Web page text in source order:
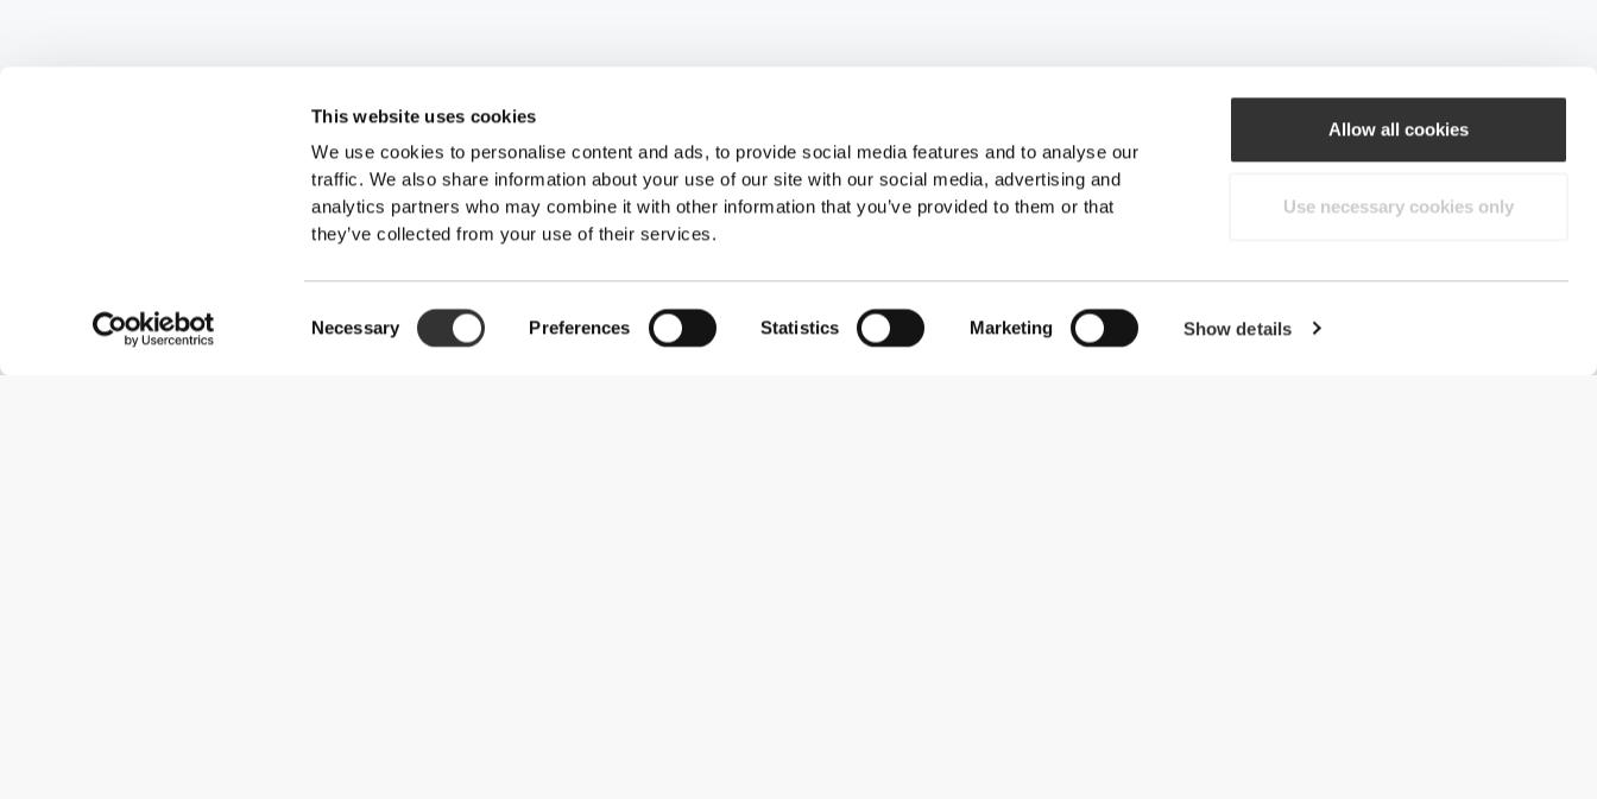
This website uses cookies
We use cookies to personalise content and ads, to provide social media features and to analyse our
traffic. We also share information about your use of our site with our social media, advertising and
analytics partners who may combine it with other information that you’ve provided to them or that
they’ve collected from your use of their services.
Selection
Necessary Preferences Statistics Marketing Show details
Allow all cookies
Use necessary cookies only